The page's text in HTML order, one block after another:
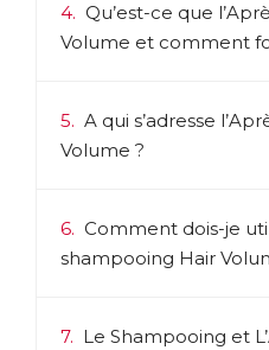
4. Qu’est-ce que
Volume et comment
5. A qui s’adresse
Volume ?
6. Comment dois-je
shampooing Hair
7. Le Shampooing et